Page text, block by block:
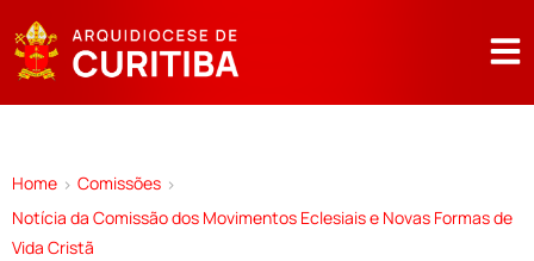
Home > Comissões >
Notícia da Comissão dos Movimentos Eclesiais e Novas Formas de
Vida Cristã